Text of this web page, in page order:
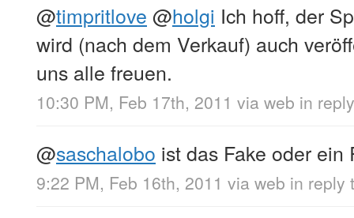
@timpritlove @holgi Ich hoff, der
wird (nach dem Verkauf) auch
uns alle freuen.
10:30 PM, Feb 17th, 2011 via web in
@saschalobo ist das Fake oder ein
9:22 PM, Feb 16th, 2011 via web in reply